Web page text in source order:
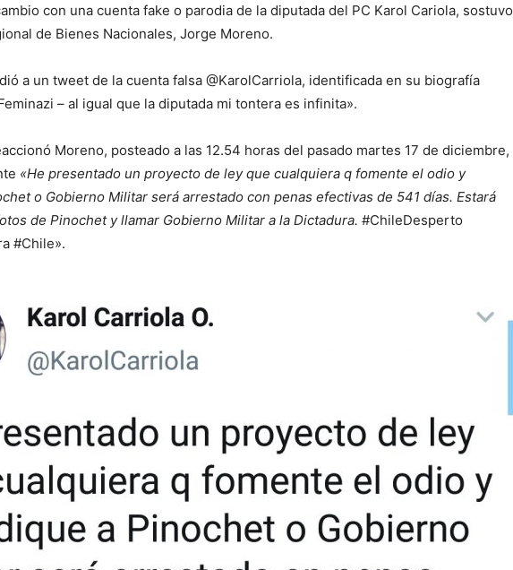
con una cuenta fake o parodia de la diputada del PC Karol Cariola, sostuvo
de Bienes Nacionales, Jorge Moreno.
a un tweet de la cuenta falsa @KarolCarriola, identificada en su biografía
– al igual que la diputada mi tontera es infinita».
Moreno, posteado a las 12.54 horas del pasado martes 17 de diciembre,
«He presentado un proyecto de ley que cualquiera q fomente el odio y
o Gobierno Militar será arrestado con penas efectivas de 541 días. Estará
de Pinochet y llamar Gobierno Militar a la Dictadura. #ChileDesperto
#Chile».